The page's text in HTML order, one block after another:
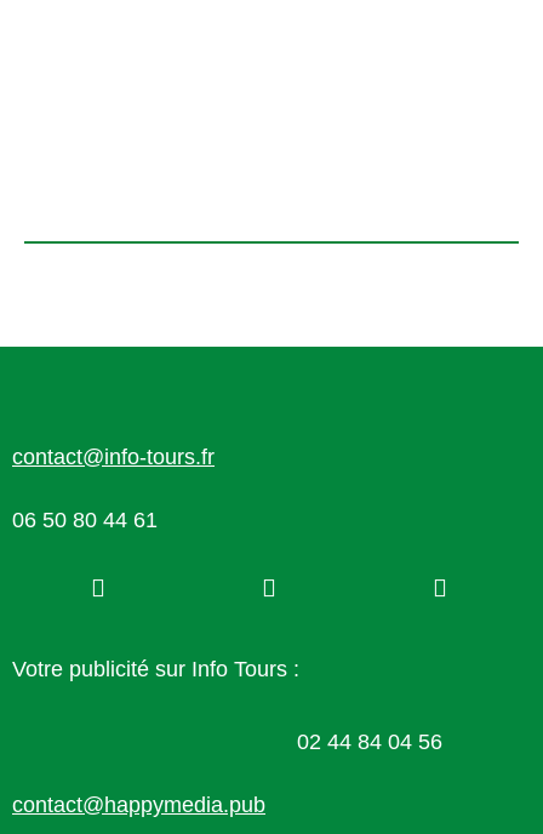
contact@info-tours.fr
06 50 80 44 61
Votre publicité sur Info Tours :
02 44 84 04 56
contact@happymedia.pub